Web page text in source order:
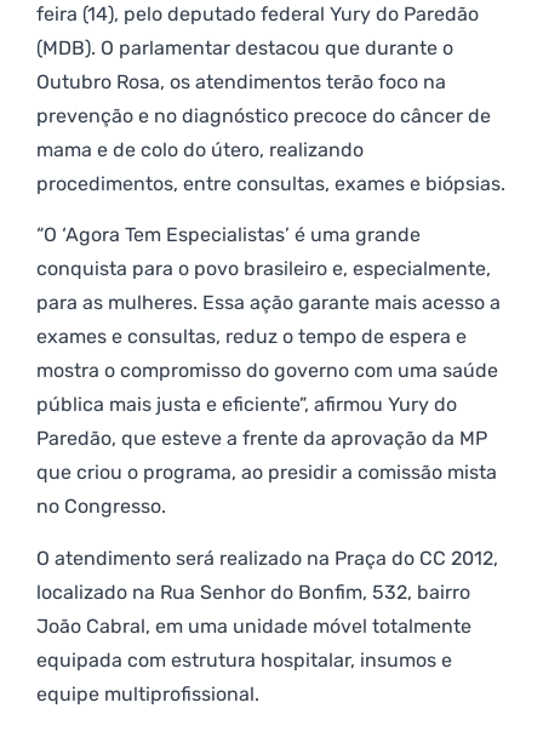
feira (14), pelo deputado federal Yury do Paredão
(MDB). O parlamentar destacou que durante o
Outubro Rosa, os atendimentos terão foco na
prevenção e no diagnóstico precoce do câncer de
mama e de colo do útero, realizando
procedimentos, entre consultas, exames e biópsias.
“O ‘Agora Tem Especialistas’ é uma grande
conquista para o povo brasileiro e, especialmente,
para as mulheres. Essa ação garante mais acesso a
exames e consultas, reduz o tempo de espera e
mostra o compromisso do governo com uma saúde
pública mais justa e eficiente”, afirmou Yury do
Paredão, que esteve a frente da aprovação da MP
que criou o programa, ao presidir a comissão mista
no Congresso.
O atendimento será realizado na Praça do CC 2012,
localizado na Rua Senhor do Bonfim, 532, bairro
João Cabral, em uma unidade móvel totalmente
equipada com estrutura hospitalar, insumos e
equipe multiprofissional.